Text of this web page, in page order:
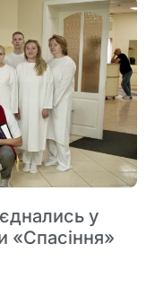
у
«Спасіння»